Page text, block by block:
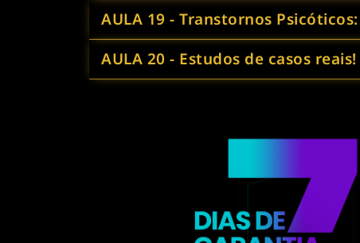
AULA 19 - Transtornos
AULA 20 - Estudos de casos reais!